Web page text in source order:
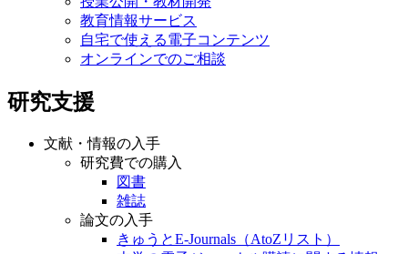
教育情報サービス
自宅で使える電子コンテンツ
オンラインでのご相談
研究支援
文献・情報の入手
研究費での購入
図書
雑誌
論文の入手
きゅうとE-Journals（AtoZリスト）